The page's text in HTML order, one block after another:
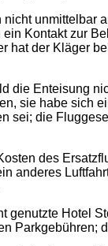
unmittelbar
Kontakt zur
der Kläger
die Enteisung
sie habe
sei; die
des
anderes
genutzte Hotel
Parkgebühren;